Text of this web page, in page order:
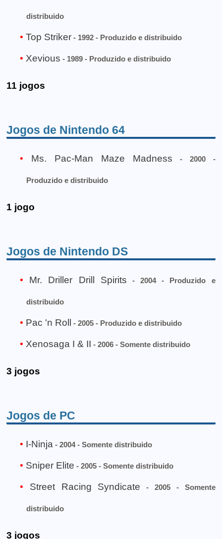
distribuido
Top Striker - 1992 - Produzido e distribuido
Xevious - 1989 - Produzido e distribuido
11 jogos
Jogos de Nintendo 64
Ms. Pac-Man Maze Madness - 2000 -
Produzido e distribuido
1 jogo
Jogos de Nintendo DS
Mr. Driller Drill Spirits - 2004 - Produzido e
distribuido
Pac 'n Roll - 2005 - Produzido e distribuido
Xenosaga I & II - 2006 - Somente distribuido
3 jogos
Jogos de PC
I-Ninja - 2004 - Somente distribuido
Sniper Elite - 2005 - Somente distribuido
Street Racing Syndicate - 2005 - Somente
distribuido
3 jogos